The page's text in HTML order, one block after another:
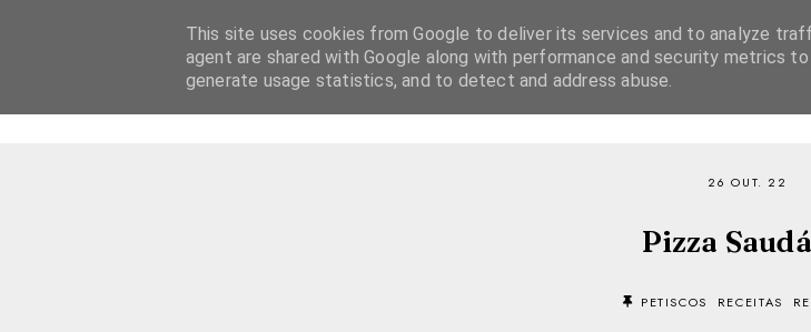
SOBRE RECEITAS
26 OUT. 22
Pizza
PETISCOS RECEITAS
This site uses cookies from Google to deliver its services and to analyze
agent are shared with Google along with performance and security metrics
generate usage statistics, and to detect and address abuse.